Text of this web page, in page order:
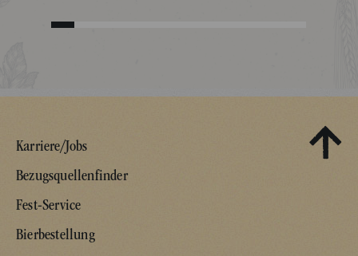
Karriere/Jobs
Bezugsquellenfinder
Fest-Service
Bierbestellung